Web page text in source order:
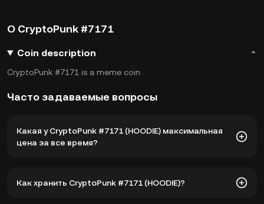
О CryptoPunk #7171
Coin description
CryptoPunk #7171 is a meme coin.
Часто задаваемые вопросы
Какая у CryptoPunk #7171 (HOODIE) максимальная
цена за все время?
CryptoPunk #7171 (HOODIE) составляет $146,44. Текущая
Как хранить CryptoPunk #7171 (HOODIE)?